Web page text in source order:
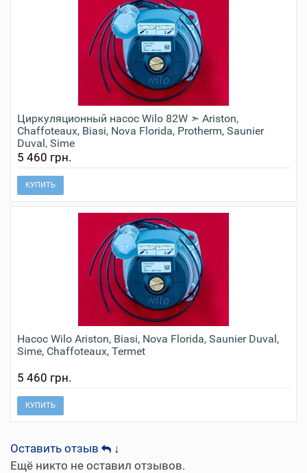
Циркуляционный насос Wilo 82W ➣ Ariston,
Chaffoteaux, Biasi, Nova Florida, Protherm, Saunier
Duval, Sime
5 460 грн.
КУПИТЬ
Насос Wilo Ariston, Biasi, Nova Florida, Saunier Duval,
Sime, Chaffoteaux, Termet
5 460 грн.
КУПИТЬ
Оставить отзыв
↓
Ещё никто не оставил отзывов.